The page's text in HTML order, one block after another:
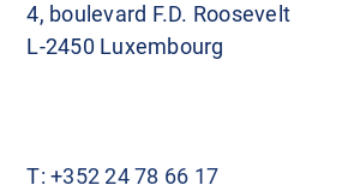
4, boulevard F.D. Roosevelt
L-2450 Luxembourg
T:+352 24 78 66 17